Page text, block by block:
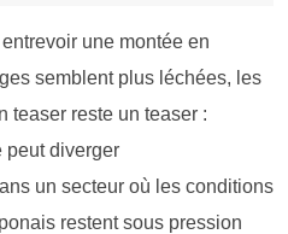
une montée en
semblent plus léchées, les
teaser reste un teaser :
peut diverger
un secteur où les conditions
restent sous pression